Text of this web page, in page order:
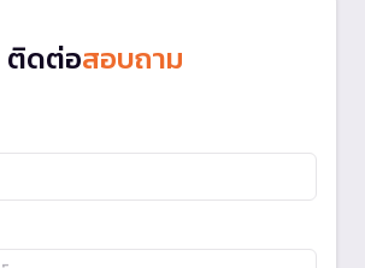
ติดต่อสอบถาม